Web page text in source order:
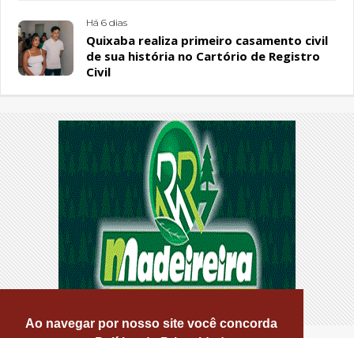
Ao navegar por nosso site você concorda
Há 6 dias
Quixaba realiza primeiro casamento civil
de sua história no Cartório de Registro
Civil